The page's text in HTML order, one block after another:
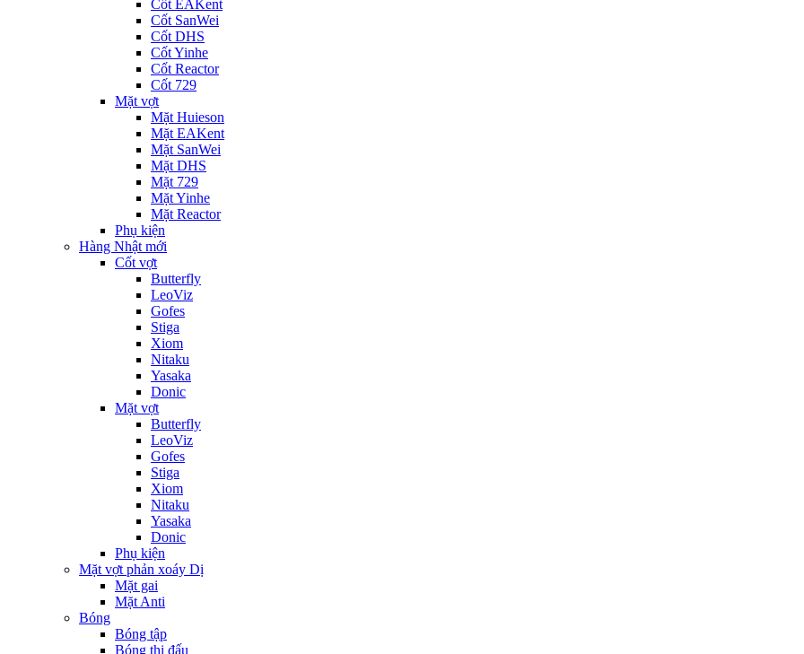
Cốt EAKent
Cốt SanWei
Cốt DHS
Cốt Yinhe
Cốt Reactor
Cốt 729
Mặt vợt
Mặt Huieson
Mặt EAKent
Mặt SanWei
Mặt DHS
Mặt 729
Mặt Yinhe
Mặt Reactor
Phụ kiện
Hàng Nhật mới
Cốt vợt
Butterfly
LeoViz
Gofes
Stiga
Xiom
Nitaku
Yasaka
Donic
Mặt vợt
Butterfly
LeoViz
Gofes
Stiga
Xiom
Nitaku
Yasaka
Donic
Phụ kiện
Mặt vợt phản xoáy Dị
Mặt gai
Mặt Anti
Bóng
Bóng tập
Bóng thi đấu